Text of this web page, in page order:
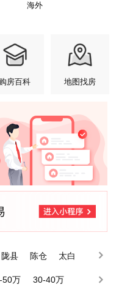
海外
购房百科 地图找房
陇县 陈仓
太白
50万
30-40万